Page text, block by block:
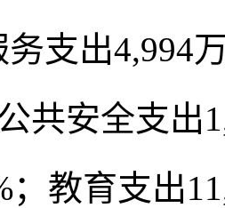
支出4,994
共安全支出
；教育支出